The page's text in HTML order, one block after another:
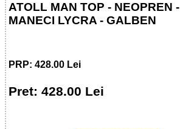
ATOLL MAN TOP - NEOPREN -
MANECI LYCRA - GALBEN
PRP: 428.00 Lei
Pret: 428.00 Lei